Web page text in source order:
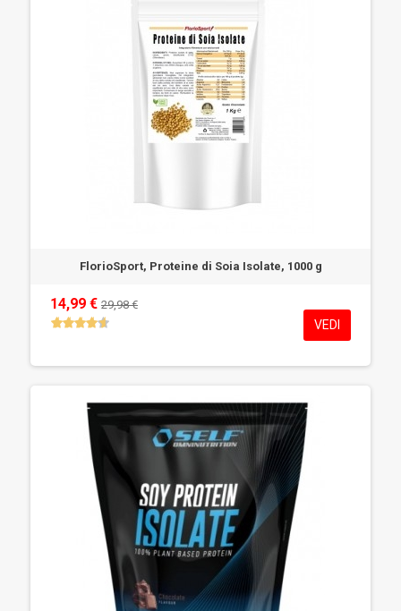
FlorioSport, Proteine di Soia Isolate, 1000 g
14,99 € 29,98 €
VEDI